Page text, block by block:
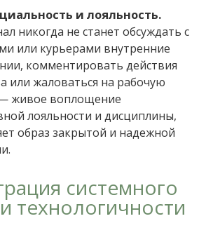
и лояльность.
никогда не станет обсуждать с
или курьерами внутренние
комментировать действия
или жаловаться на рабочую
живое воплощение
лояльности и дисциплины,
образ закрытой и надежной
системного
технологичности